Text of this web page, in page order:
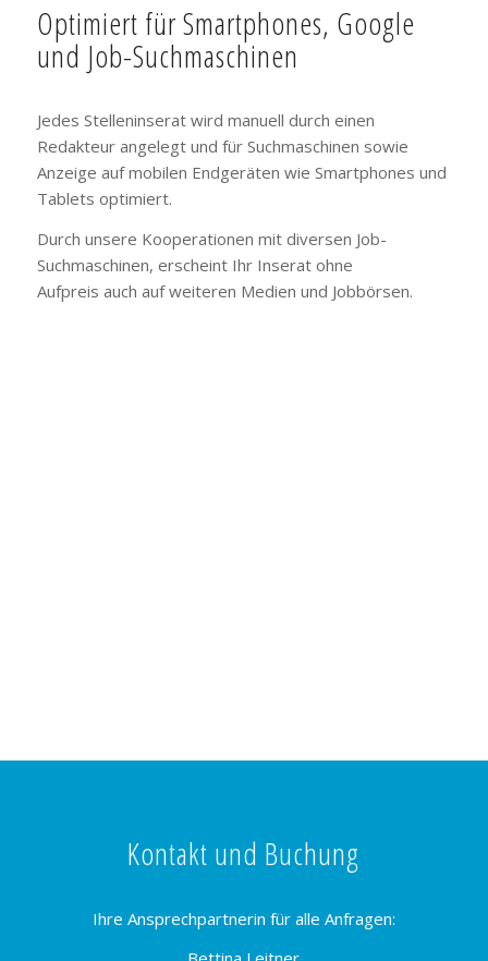
Optimiert für Smartphones, Google
und Job-Suchmaschinen
Jedes Stelleninserat wird manuell durch einen
Redakteur angelegt und für Suchmaschinen sowie
Anzeige auf mobilen Endgeräten wie Smartphones und
Tablets optimiert.
Durch unsere Kooperationen mit diversen Job-
Suchmaschinen, erscheint Ihr Inserat ohne
Aufpreis auch auf weiteren Medien und Jobbörsen.
Kontakt und Buchung
Ihre Ansprechpartnerin für alle Anfragen: